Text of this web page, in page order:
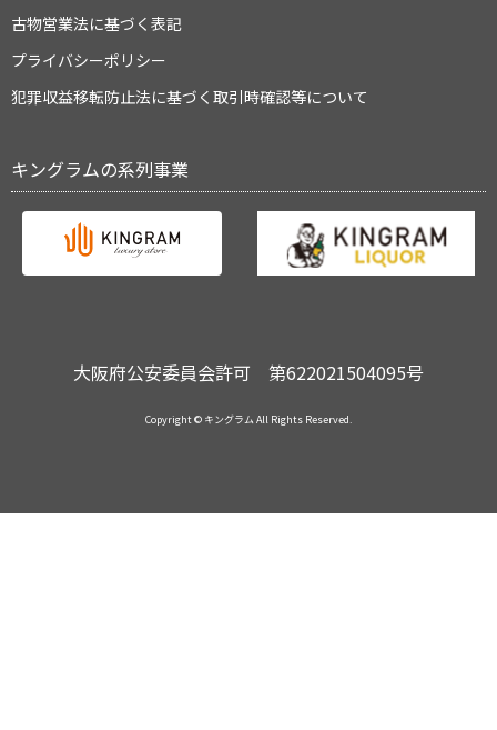
古物営業法に基づく表記
プライバシーポリシー
犯罪収益移転防止法に基づく取引時確認等について
キングラムの系列事業
大阪府公安委員会許可 第622021504095号
Copyright © キングラム All Rights Reserved.